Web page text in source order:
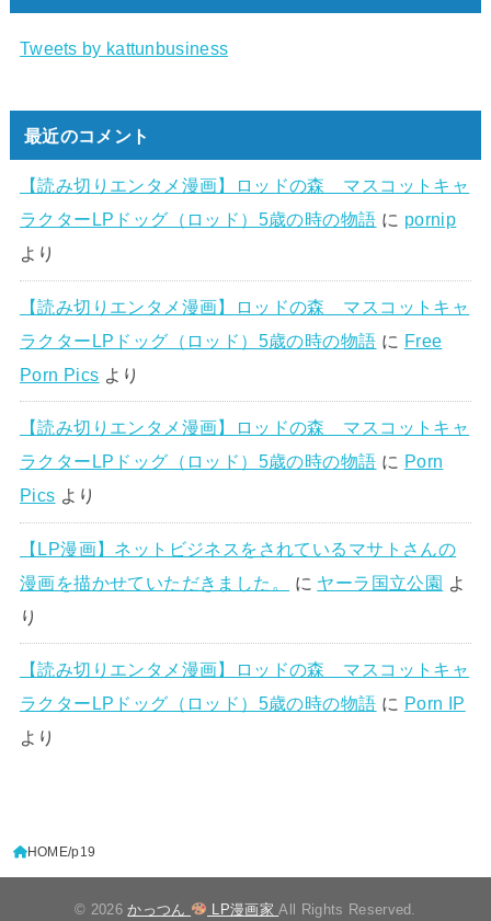
Tweets by kattunbusiness
最近のコメント
【読み切りエンタメ漫画】ロッドの森 マスコットキャ
ラクターLPドッグ（ロッド）5歳の時の物語 に pornip
より
【読み切りエンタメ漫画】ロッドの森 マスコットキャ
ラクターLPドッグ（ロッド）5歳の時の物語 に Free
Porn Pics より
【読み切りエンタメ漫画】ロッドの森 マスコットキャ
ラクターLPドッグ（ロッド）5歳の時の物語 に Porn
Pics より
【LP漫画】ネットビジネスをされているマサトさんの
漫画を描かせていただきました。
に ヤーラ国立公園 よ
り
【読み切りエンタメ漫画】ロッドの森 マスコットキャ
ラクターLPドッグ（ロッド）5歳の時の物語 に Porn IP
より
HOME p19
© 2026かっつん LP漫画家All Rights Reserved.